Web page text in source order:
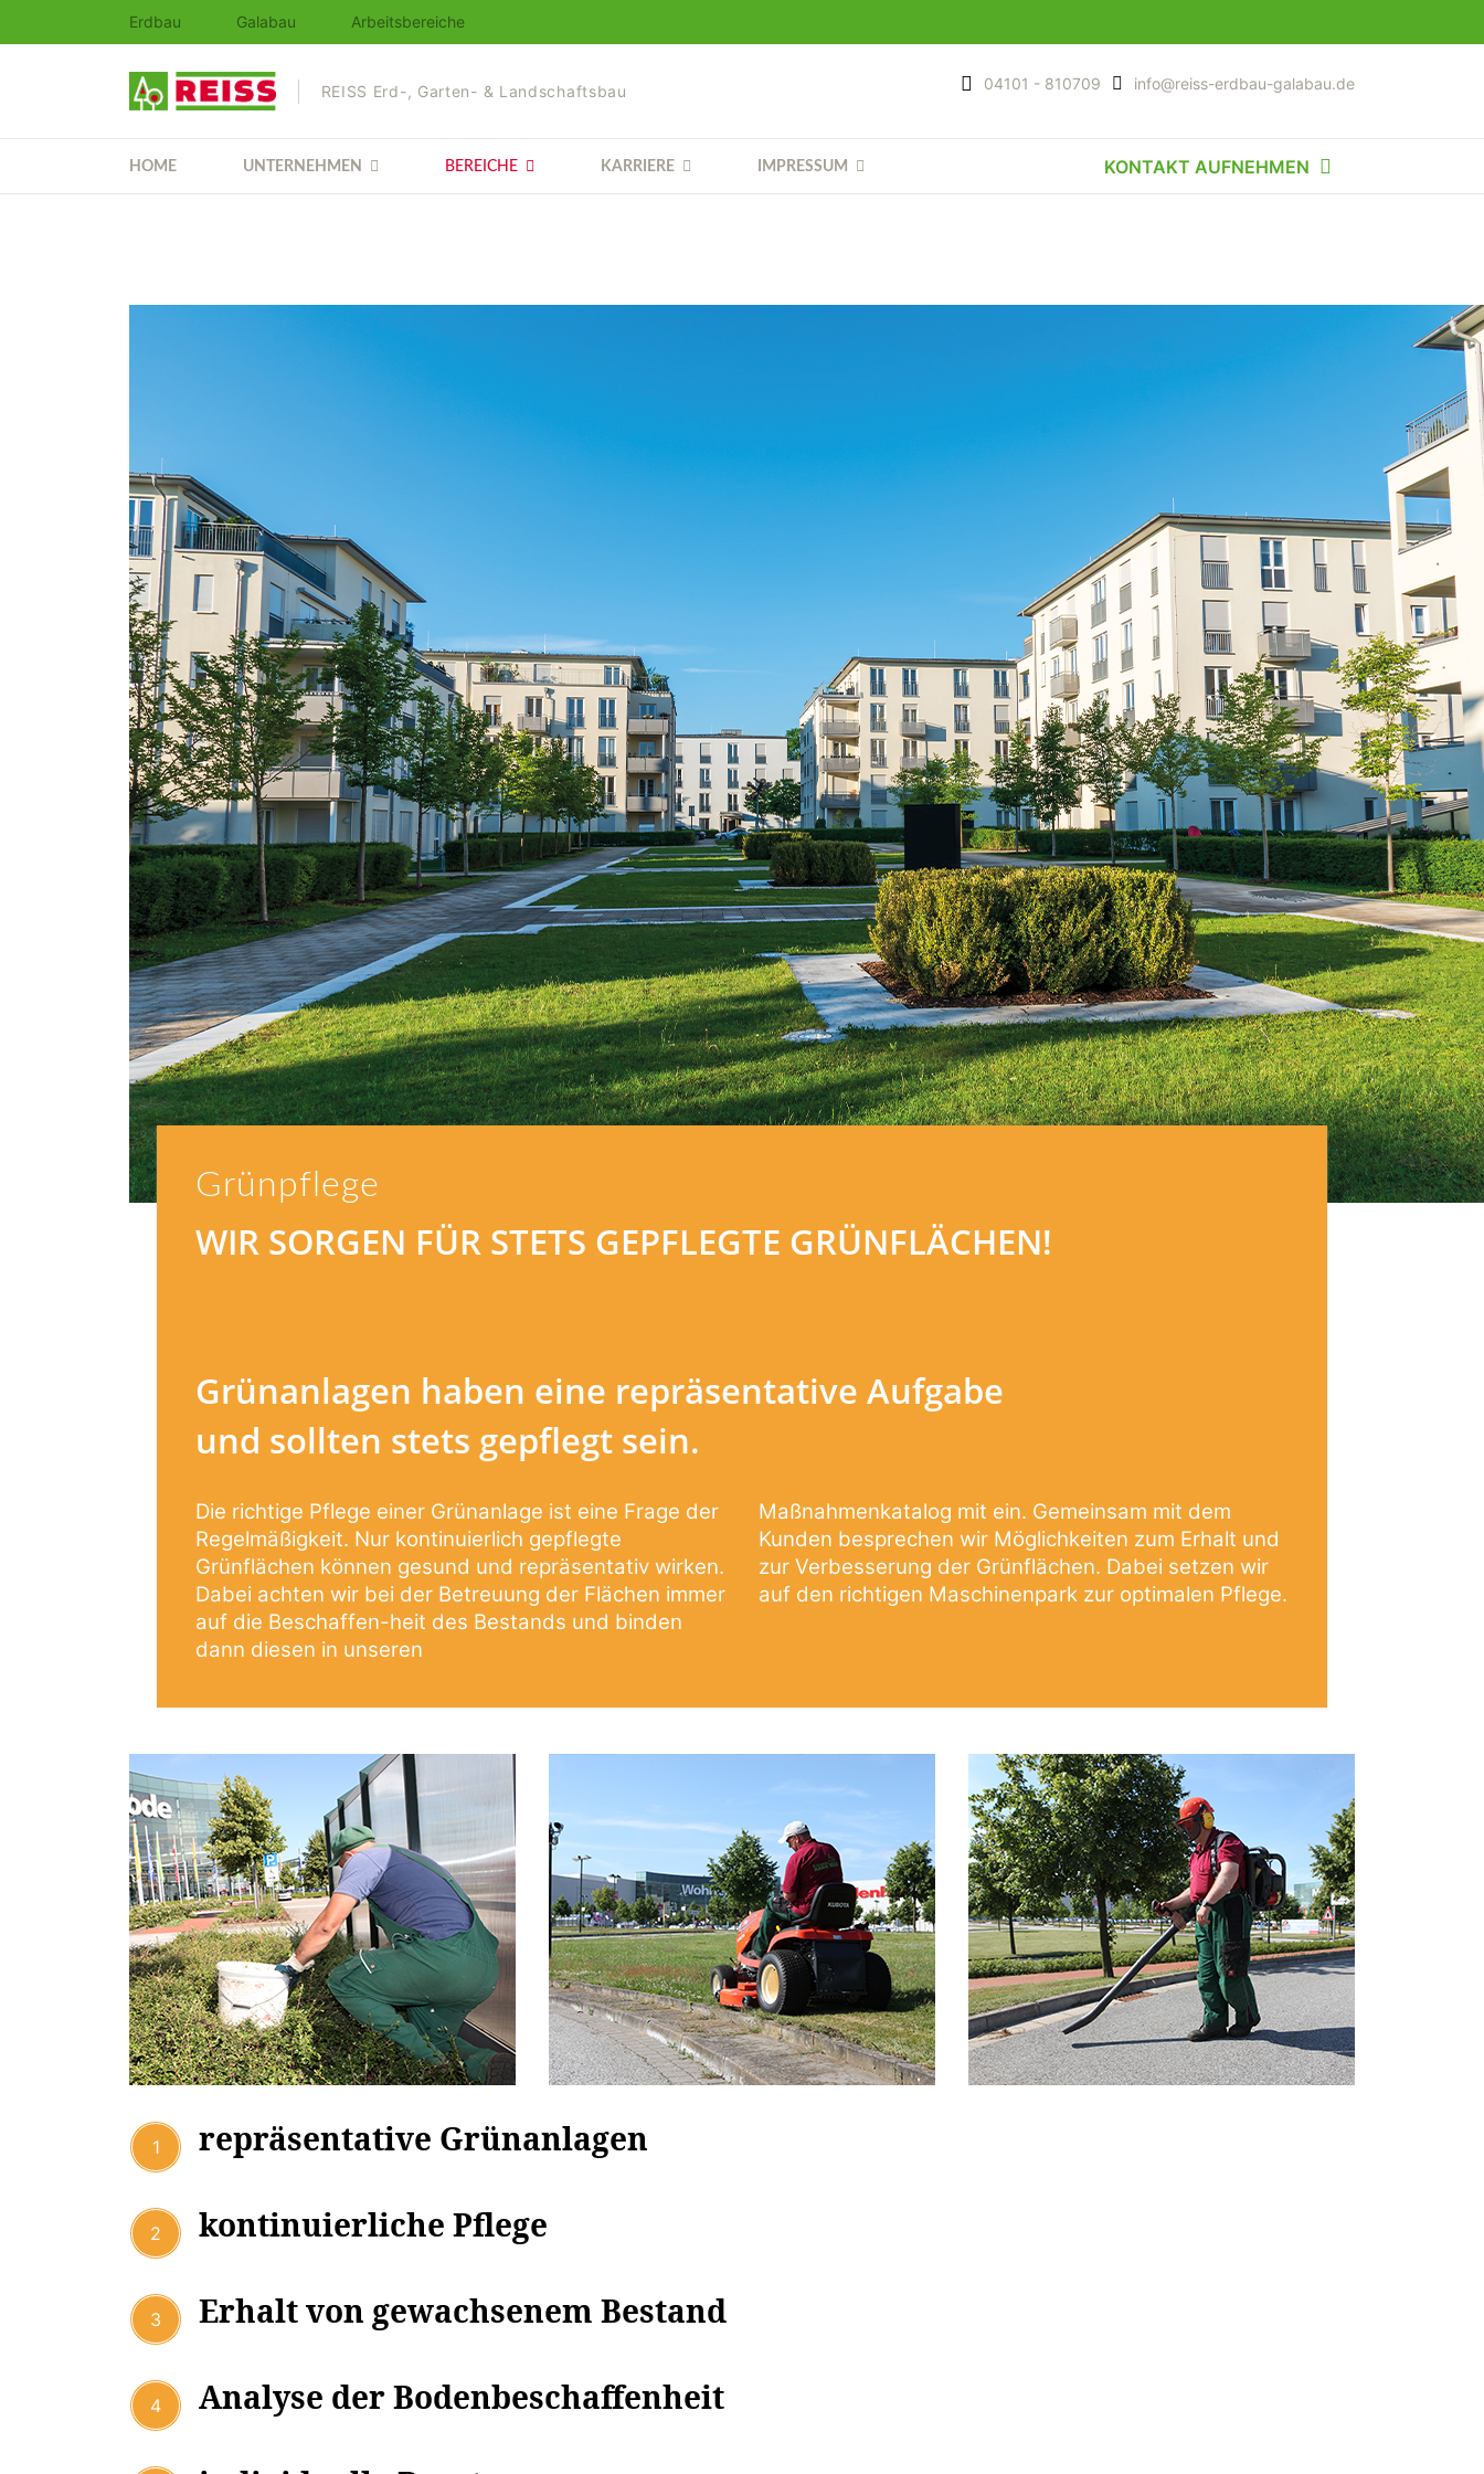
Erdbau Galabau Arbeitsbereiche
REISS Erd-, Garten- & Landschaftsbau 04101 - 810709 info@reiss-erdbau-galabau.de
KONTAKT AUFNEHMEN
HOME UNTERNEHMEN BEREICHE KARRIERE IMPRESSUM
Grünpflege
WIR SORGEN FÜR STETS GEPFLEGTE GRÜNFLÄCHEN!
Grünanlagen haben eine repräsentative Aufgabe
und sollten stets gepflegt sein.
Die richtige Pflege einer Grünanlage ist eine Frage der
Regelmäßigkeit. Nur kontinuierlich gepflegte
Grünflächen können gesund und repräsentativ wirken.
Dabei achten wir bei der Betreuung der Flächen immer
auf die Beschaffen-heit des Bestands und binden
dann diesen in unseren
Maßnahmenkatalog mit ein. Gemeinsam mit dem
Kunden besprechen wir Möglichkeiten zum Erhalt und
zur Verbesserung der Grünflächen. Dabei setzen wir
auf den richtigen Maschinenpark zur optimalen Pflege.
1 repräsentative Grünanlagen
2 kontinuierliche Pflege
3 Erhalt von gewachsenem Bestand
4 Analyse der Bodenbeschaffenheit